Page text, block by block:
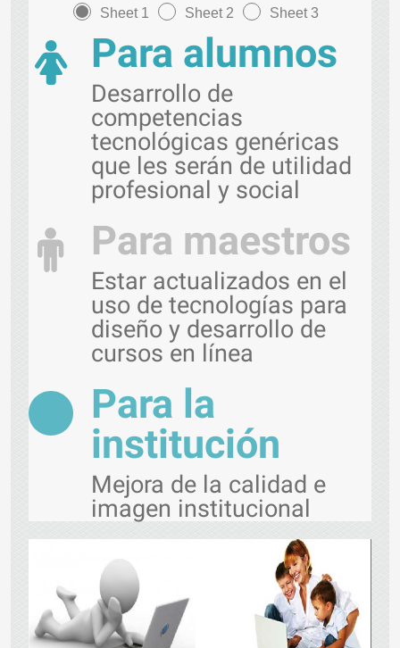
Sheet 1 Sheet 2 Sheet 3
Para alumnos
Desarrollo de
competencias
tecnológicas genéricas
que les serán de utilidad
profesional y social
Para maestros
Estar actualizados en el
uso de tecnologías para
diseño y desarrollo de
cursos en línea
Para la
institución
Mejora de la calidad e
imagen institucional